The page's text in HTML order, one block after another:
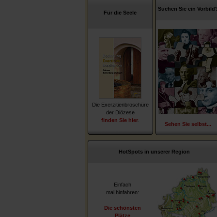
Für die Seele
Die Exerzitienbroschüre
der Diözese
finden Sie hier.
Suchen Sie ein
Sehen Sie selbst...
HotSpots in unserer Region
Einfach
mal hinfahren:
Die schönsten
Plätze